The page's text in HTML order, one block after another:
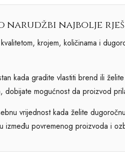
narudžbi najbolje
krojem, količinama i
kada gradite vlastiti brend ili
dobijate mogućnost da proizvod
vrijednost kada želite
između povremenog proizvoda i